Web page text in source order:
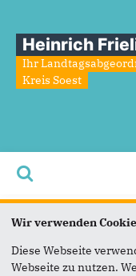
Heinrich
Ihr
Kreis Soest
Sie sind
Kultur,
Wir verwenden
Diese Webseite
Webseite zu nutzen.